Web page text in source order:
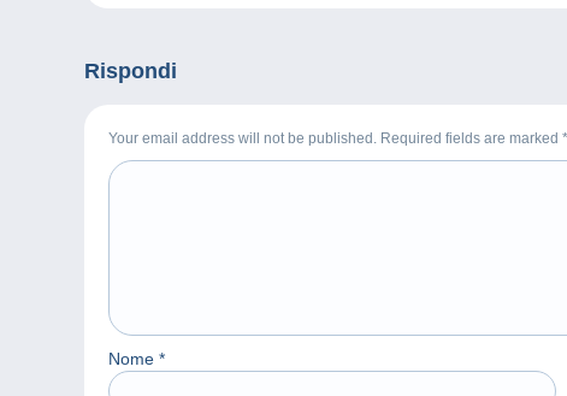
Rispondi
Your email address will not be published. Required fields are marked *
Nome *